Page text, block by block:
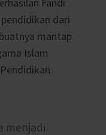
dari
mantap
Islam
menjadi